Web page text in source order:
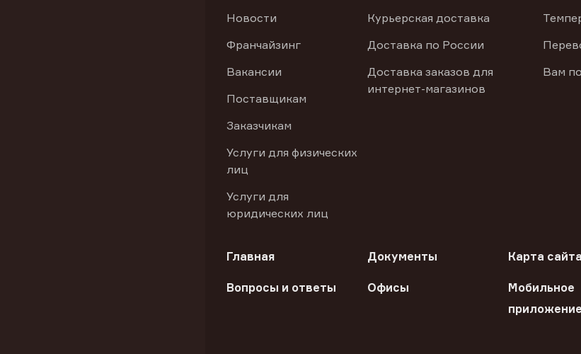
Новости
Франчайзинг
Вакансии
Поставщикам
Заказчикам
Услуги для физических
лиц
Услуги для
юридических лиц
Курьерская доставка
Доставка по России
Доставка заказов для
интернет-магазинов
Вам
Главная Документы Карта сайта
Вопросы и ответы Офисы
Мобильное
приложение